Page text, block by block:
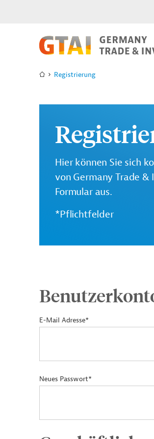
Registrierung
Hier können Sie sich
von Germany Trade
Formular aus.
*Pflichtfelder
E-Mail Adresse*
Neues Passwort*